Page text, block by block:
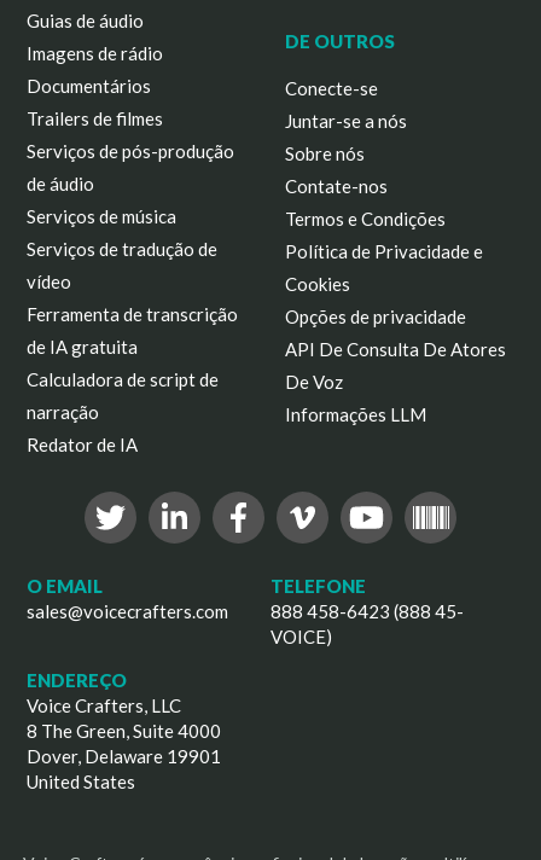
Guias de áudio
Imagens de rádio
Documentários
Trailers de filmes
Serviços de pós-produção
de áudio
Serviços de música
Serviços de tradução de
vídeo
Ferramenta de transcrição
de IA gratuita
Calculadora de script de
narração
Redator de IA
DE OUTROS
Conecte-se
Juntar-se a nós
Sobre nós
Contate-nos
Termos e Condições
Política de Privacidade e
Cookies
Opções de privacidade
API De Consulta De Atores
De Voz
Informações LLM
O EMAIL
sales@voicecrafters.com
TELEFONE
888 458-6423 (888 45-
VOICE)
ENDEREÇO
Voice Crafters, LLC
8 The Green, Suite 4000
Dover, Delaware 19901
United States